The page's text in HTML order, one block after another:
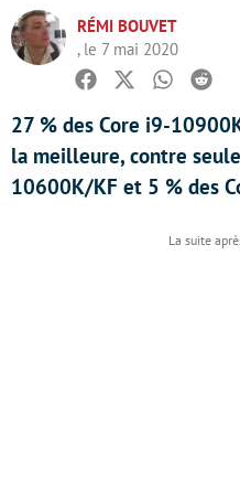
RÉMI BOUVET
, le 7 mai 2020
Facebook
TwitterWhatsapp
Reddit
27 % des Core i9-
la meilleure, contre
10600K/KF et 5 % des